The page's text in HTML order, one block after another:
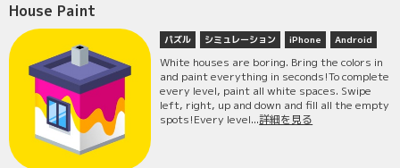
House Paint
パズル シミュレーション iPhone Android
White houses are boring. Bring the colors in
and paint everything in seconds!To complete
every level, paint all white spaces. Swipe
left, right, up and down and fill all the empty
spots!Every level...詳細を見る